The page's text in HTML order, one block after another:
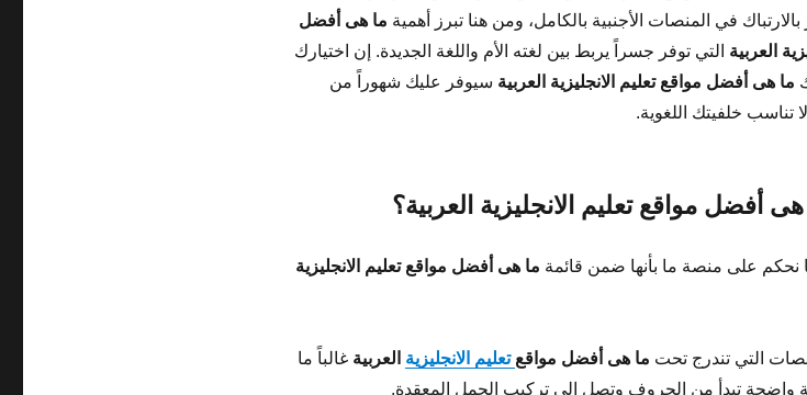
في المنصات الأجنبية بالكامل، ومن هنا تبرز أهمية ما هى أفضل
العربية التي توفر جسراً يربط بين لغته الأم واللغة الجديدة. إن اختيارك
ما هى أفضل مواقع تعليم الانجليزية العربية سيوفر عليك شهوراً من
تناسب خلفيتك اللغوية.
أفضل مواقع تعليم الانجليزية العربية؟
نحكم على منصة ما بأنها ضمن قائمة ما هى أفضل مواقع تعليم الانجليزية
التي تندرج تحت ما هى أفضل مواقع تعليم الانجليزية العربية غالباً ما
واضحة تبدأ من الحروف وتصل إلى تركيب الجمل المعقدة.